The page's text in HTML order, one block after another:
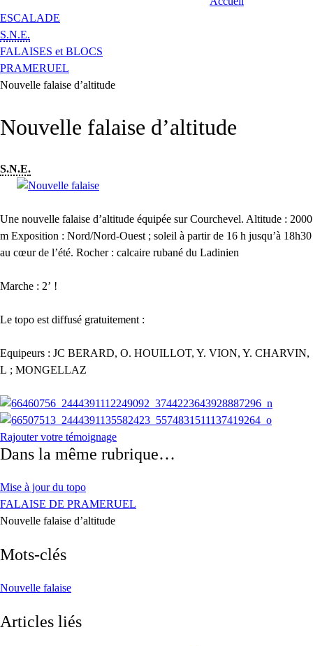
ESCALADE
S.N.E.
FALAISES et BLOCS
PRAMERUEL
Nouvelle falaise d’altitude
Nouvelle falaise d’altitude
S.N.E.
Une nouvelle falaise d’altitude équipée sur Courchevel. Altitude : 2000
m Exposition : Nord/Nord-Ouest ; soleil à partir de 16 h jusqu’à 18h30
au cœur de l’été. Rocher : calcaire rubané du Ladinien
Marche : 2’ !
Le topo est diffusé gratuitement :
Equipeurs : JC BERARD, O. HOUILLOT, Y. VION, Y. CHARVIN,
L ; MONGELLAZ
Rajouter votre témoignage
Dans la même rubrique…
Mise à jour du topo
FALAISE DE PRAMERUEL
Nouvelle falaise d’altitude
Mots-clés
Nouvelle falaise
Articles liés